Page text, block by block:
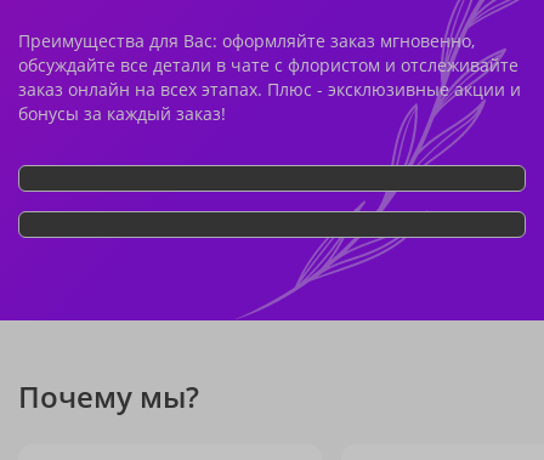
Преимущества для Вас: оформляйте заказ мгновенно,
обсуждайте все детали в чате с флористом и отслеживайте
заказ онлайн на всех этапах. Плюс - эксклюзивные акции и
бонусы за каждый заказ!
Почему мы?